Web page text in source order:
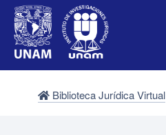
Biblioteca Jurídica Virtual